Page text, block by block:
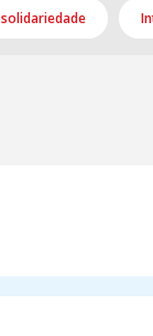
solidariedade